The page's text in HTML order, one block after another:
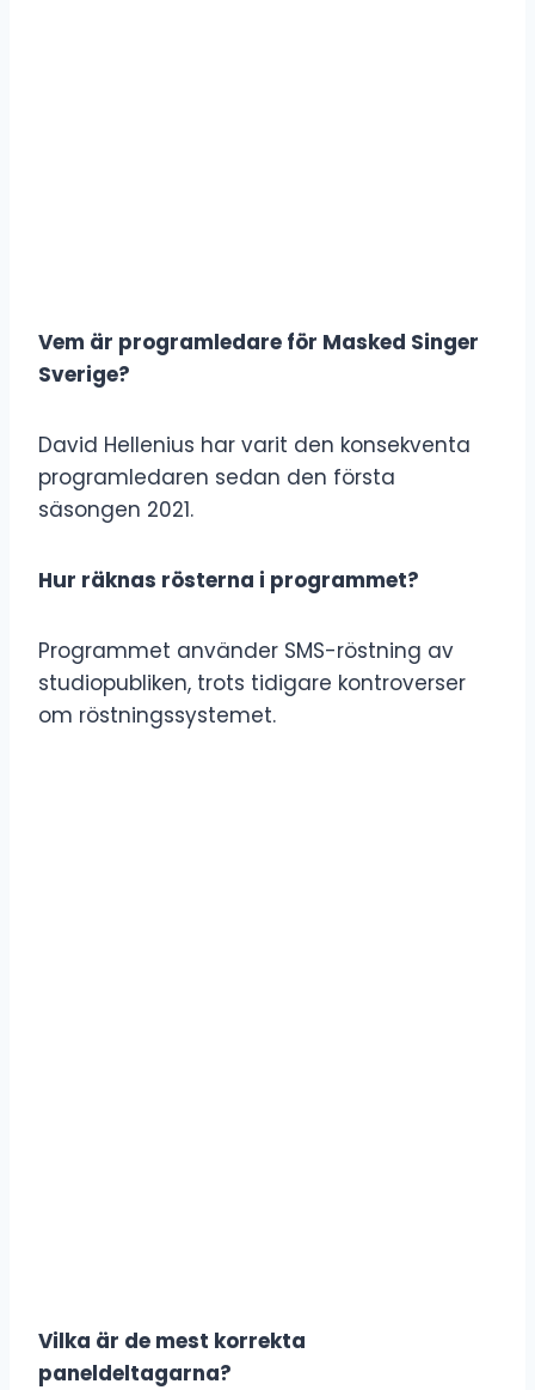
Vem är programledare för Masked Singer
Sverige?
David Hellenius har varit den konsekventa
programledaren sedan den första
säsongen 2021.
Hur räknas rösterna i programmet?
Programmet använder SMS-röstning av
studiopubliken, trots tidigare kontroverser
om röstningssystemet.
Vilka är de mest korrekta
paneldeltagarna?